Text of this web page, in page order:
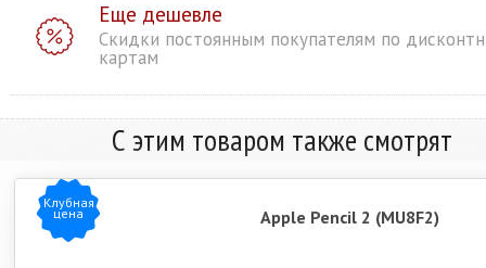
Еще дешевле
Скидки постоянным покупателям по
картам
С этим товаром также смотрят
Клубная
цена Apple Pencil 2 (MU8F2)